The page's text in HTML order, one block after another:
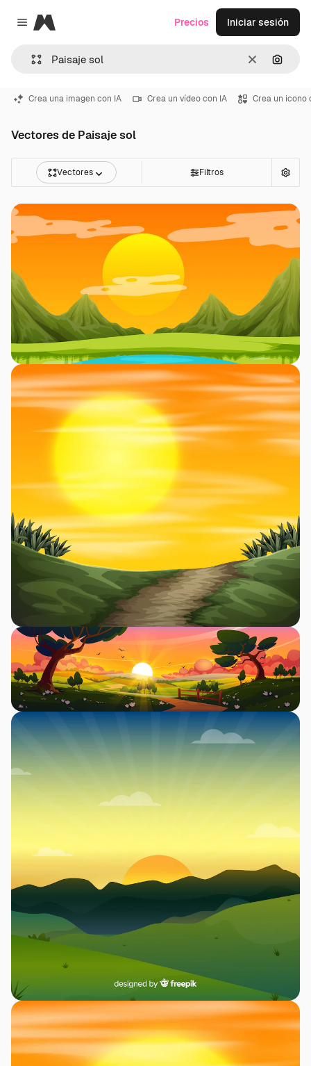
Close menu
Magnific
Borrar
Precios Iniciar sesión
Crea una imagen con IA Crea un vídeo con IA Crea un icono
Vectores de Paisaje sol
Vectores Filtros